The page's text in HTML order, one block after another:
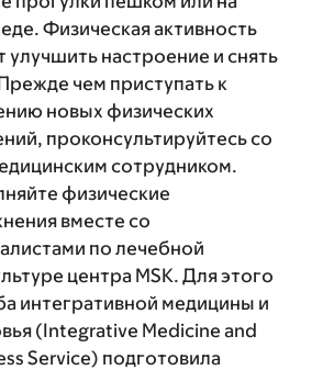
Физическая активность
улучшить настроение и снять
чем приступать к
новых физических
проконсультируйтесь со
сотрудником.
физические
вместе со
по лечебной
центра MSK. Для этого
интегративной медицины и
(Integrative Medicine and
Service) подготовила